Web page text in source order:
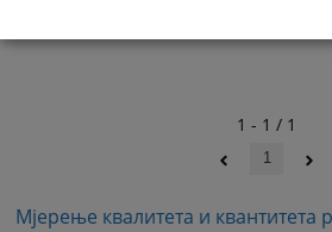
Мјерење квалитета и квантитета
1 - 1 / 1
1